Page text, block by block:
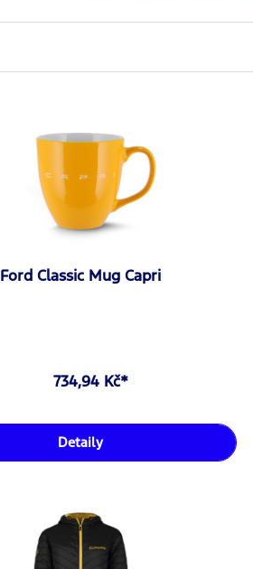
Ford Classic Mug Capri
734,94 Kč*
Detaily